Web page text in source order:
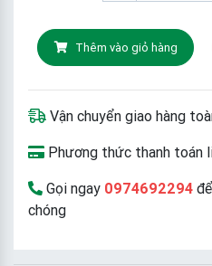
Thêm vào giỏ hàng
Vận chuyển giao hàng
Phương thức thanh toán
Gọi ngay 0974692294
chóng